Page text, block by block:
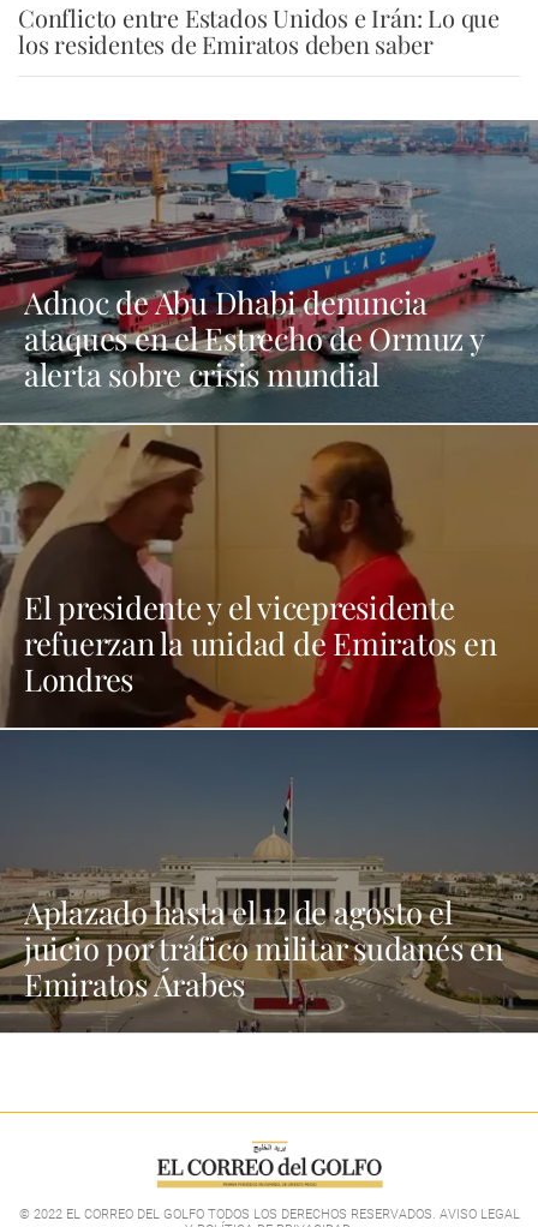
Conflicto entre Estados Unidos e Irán: Lo que
los residentes de Emiratos deben saber
Adnoc de Abu Dhabi denuncia
ataques en el Estrecho de Ormuz y
alerta sobre crisis mundial
El presidente y el vicepresidente
refuerzan la unidad de Emiratos en
Londres
Aplazado hasta el 12 de agosto el
juicio por tráfico militar sudanés en
Emiratos Árabes
© 2022 EL CORREO DEL GOLFO TODOS LOS DERECHOS RESERVADOS. AVISO LEGAL